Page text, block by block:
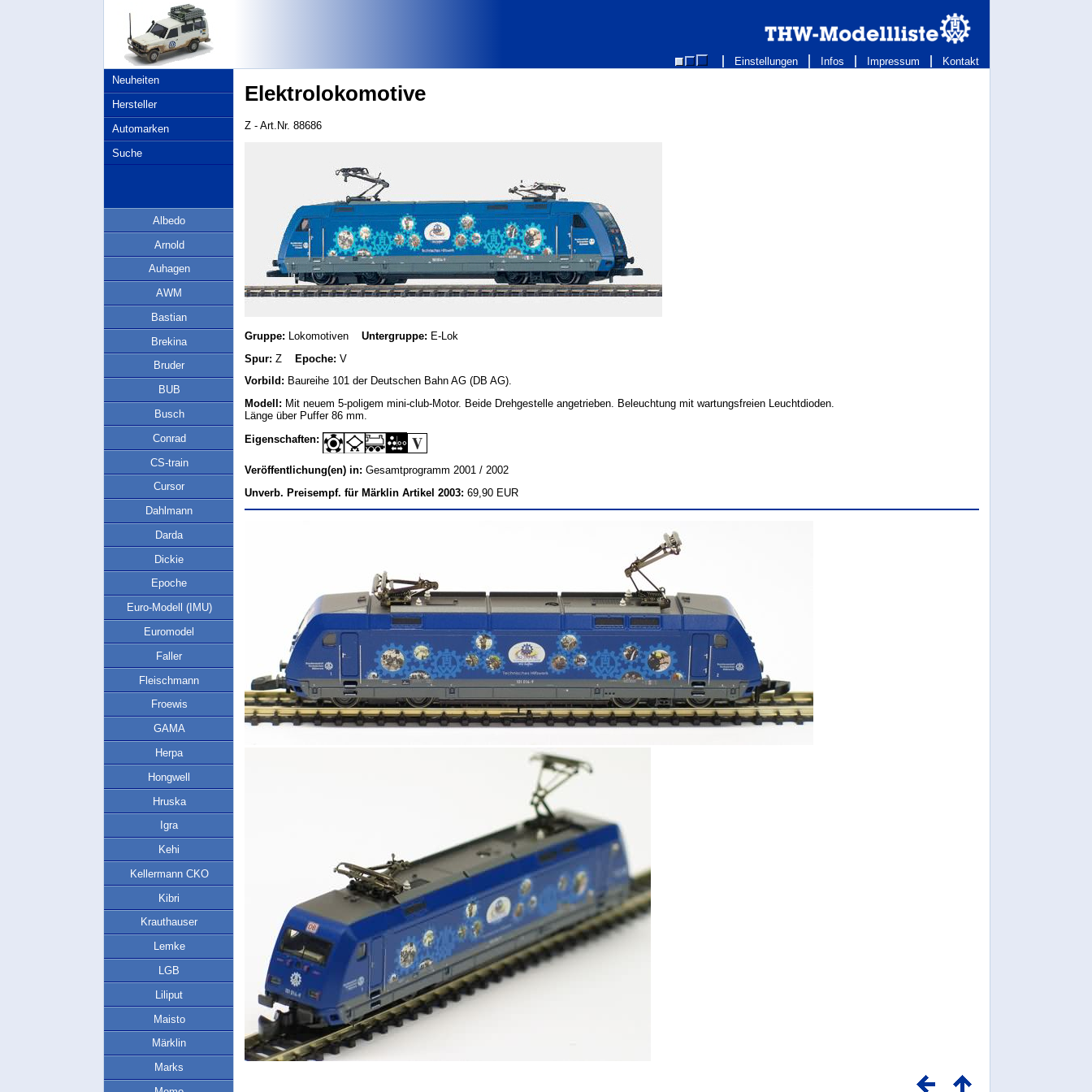
Einstellungen Infos Impressum
Kontakt
Neuheiten
Hersteller
Automarken
Suche
Albedo
Arnold
Auhagen
AWM
Bastian
Brekina
Bruder
BUB
Busch
Conrad
CS-train
Cursor
Dahlmann
Darda
Dickie
Epoche
Euro-Modell (IMU)
Euromodel
Faller
Fleischmann
Froewis
GAMA
Herpa
Hongwell
Hruska
Igra
Kehi
Kellermann CKO
Kibri
Krauthauser
Lemke
LGB
Liliput
Maisto
Märklin
Marks
Elektrolokomotive
Z - Art.Nr. 88686
Gruppe: Lokomotiven Untergruppe: E-Lok
Spur: Z Epoche: V
Vorbild: Baureihe 101 der Deutschen Bahn AG (DB AG).
Modell: Mit neuem 5-poligem mini-club-Motor. Beide Drehgestelle angetrieben. Beleuchtung mit wartungsfreien Leuchtdioden.
Länge über Puffer 86 mm.
Eigenschaften:
Veröffentlichung(en) in: Gesamtprogramm 2001 / 2002
Unverb. Preisempf. für Märklin Artikel 2003: 69,90 EUR